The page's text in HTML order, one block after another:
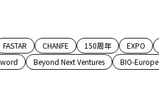
FASTAR CHANFE 150周年 EXPO
Beyond Next Ventures BIO-Europe